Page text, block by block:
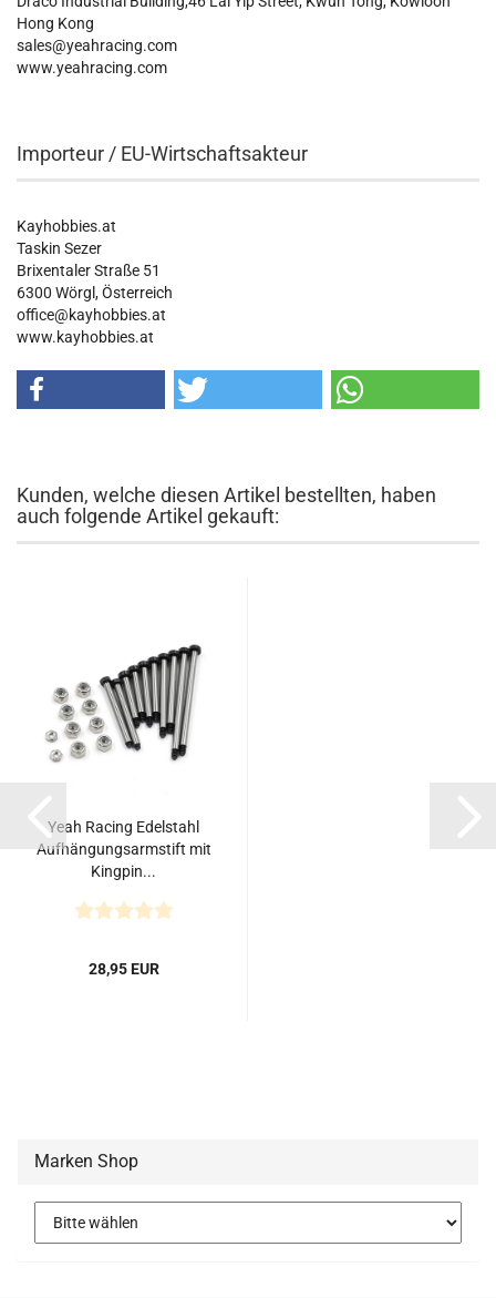
Hong Kong
sales@yeahracing.com
www.yeahracing.com
Importeur / EU-Wirtschaftsakteur
Kayhobbies.at
Taskin Sezer
Brixentaler Straße 51
6300 Wörgl, Österreich
office@kayhobbies.at
www.kayhobbies.at
Kunden, welche diesen Artikel bestellten, haben
auch folgende Artikel gekauft:
Yeah Racing Edelstahl
Aufhängungsarmstift mit
Kingpin...
28,95 EUR
Marken Shop